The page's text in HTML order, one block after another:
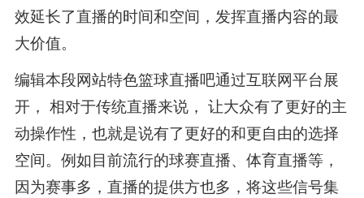
效延长了直播的时间和空间，发挥直播内容的最
大价值。
编辑本段网站特色篮球直播吧通过互联网平台展
开， 相对于传统直播来说， 让大众有了更好的主
动操作性，也就是说有了更好的和更自由的选择
空间。例如目前流行的球赛直播、体育直播等，
因为赛事多，直播的提供方也多，将这些信号集